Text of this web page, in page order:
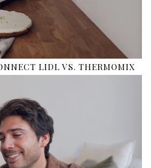
LIDL VS. THERMOMIX